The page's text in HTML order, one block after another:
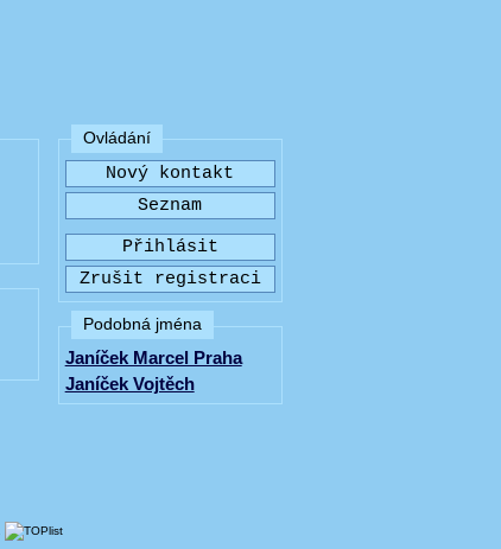
Ovládání
Podobná jména
Janíček Marcel Praha
Janíček Vojtěch